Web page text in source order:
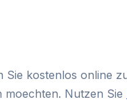
Sie kostenlos online
Nutzen Sie